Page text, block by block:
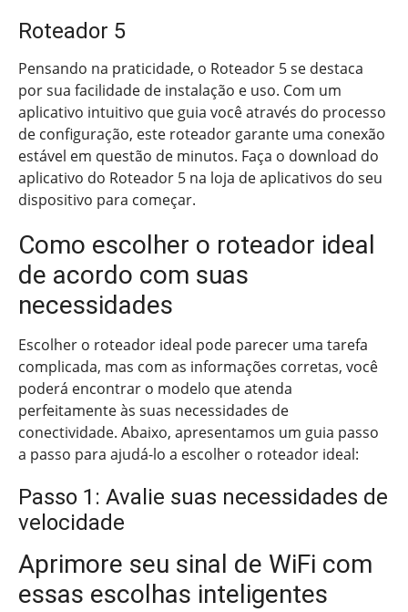
Roteador 5
Pensando na praticidade, o Roteador 5 se destaca
por sua facilidade de instalação e uso. Com um
aplicativo intuitivo que guia você através do processo
de configuração, este roteador garante uma conexão
estável em questão de minutos. Faça o download do
aplicativo do Roteador 5 na loja de aplicativos do seu
dispositivo para começar.
Como escolher o roteador ideal
de acordo com suas
necessidades
Escolher o roteador ideal pode parecer uma tarefa
complicada, mas com as informações corretas, você
poderá encontrar o modelo que atenda
perfeitamente às suas necessidades de
conectividade. Abaixo, apresentamos um guia passo
a passo para ajudá-lo a escolher o roteador ideal:
Passo 1: Avalie suas necessidades de
velocidade
Aprimore seu sinal de WiFi com
essas escolhas inteligentes